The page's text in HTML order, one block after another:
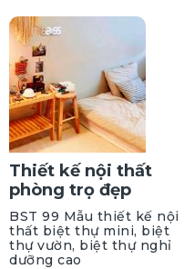
Thiết kế nội thất
phòng trọ đẹp
BST 99 Mẫu thiết kế nội
thất biệt thự mini, biệt
thự vườn, biệt thự nghỉ
dưỡng cao